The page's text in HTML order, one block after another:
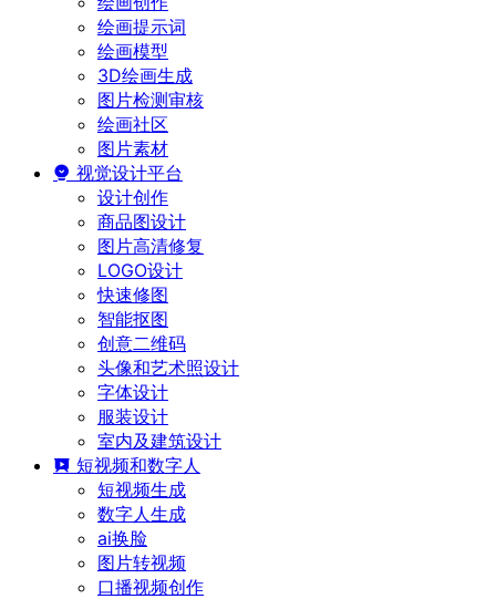
绘画提示词
绘画模型
3D绘画生成
图片检测审核
绘画社区
图片素材
视觉设计平台
设计创作
商品图设计
图片高清修复
LOGO设计
快速修图
智能抠图
创意二维码
头像和艺术照设计
字体设计
服装设计
室内及建筑设计
短视频和数字人
短视频生成
数字人生成
ai换脸
图片转视频
口播视频创作